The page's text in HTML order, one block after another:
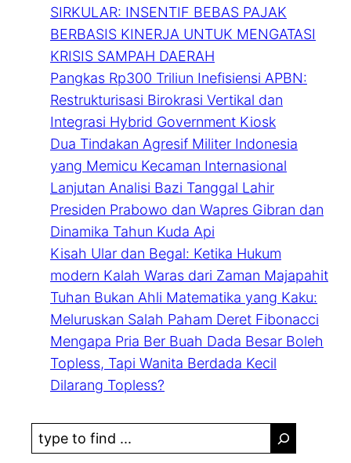
SIRKULAR: INSENTIF BEBAS PAJAK
BERBASIS KINERJA UNTUK MENGATASI
KRISIS SAMPAH DAERAH
Pangkas Rp300 Triliun Inefisiensi APBN:
Restrukturisasi Birokrasi Vertikal dan
Integrasi Hybrid Government Kiosk
Dua Tindakan Agresif Militer Indonesia
yang Memicu Kecaman Internasional
Lanjutan Analisi Bazi Tanggal Lahir
Presiden Prabowo dan Wapres Gibran dan
Dinamika Tahun Kuda Api
Kisah Ular dan Begal: Ketika Hukum
modern Kalah Waras dari Zaman Majapahit
Tuhan Bukan Ahli Matematika yang Kaku:
Meluruskan Salah Paham Deret Fibonacci
Mengapa Pria Ber Buah Dada Besar Boleh
Topless, Tapi Wanita Berdada Kecil
Dilarang Topless?
S
e